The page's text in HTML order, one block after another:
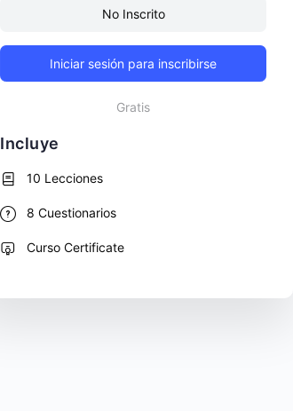
No Inscrito
Iniciar sesión para inscribirse
Gratis
Incluye
10 Lecciones
8 Cuestionarios
Curso Certificate